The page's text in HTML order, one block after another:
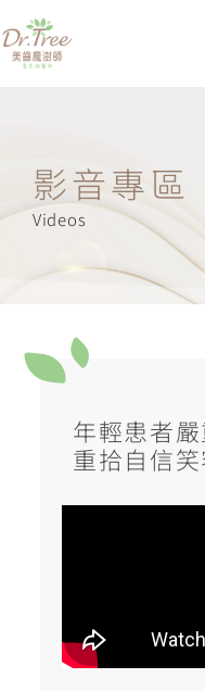
影音專區
Videos
年輕患者
重拾自信笑